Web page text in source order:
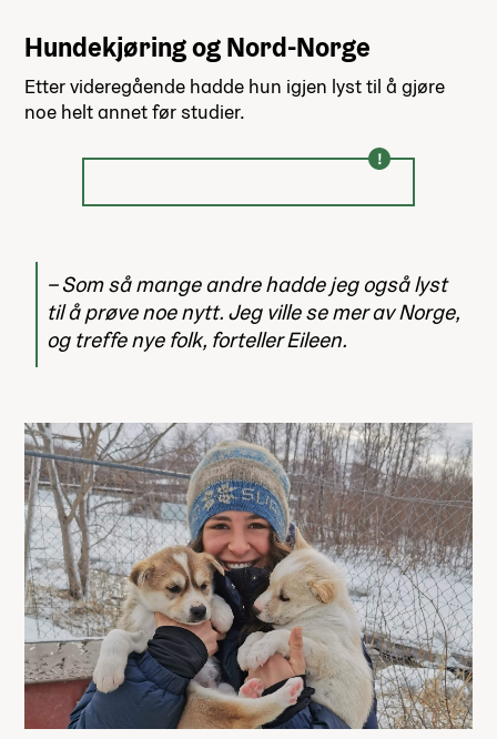
Hundekjøring og Nord-Norge
Etter videregående hadde hun igjen lyst til å gjøre
noe helt annet før studier.
Som så mange andre hadde jeg også lyst
til å prøve noe nytt. Jeg ville se mer av Norge,
og treffe nye folk, forteller Eileen.